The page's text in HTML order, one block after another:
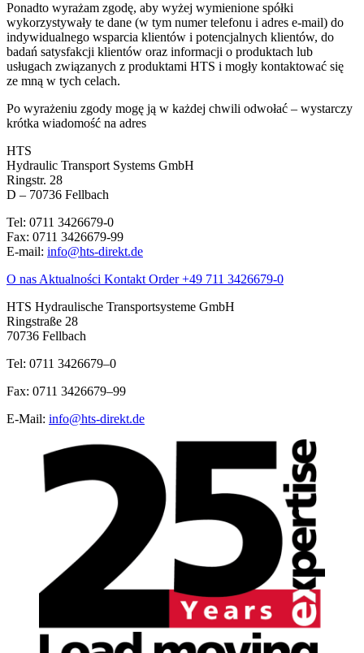
Ponadto wyrażam zgodę, aby wyżej wymienione spółki
wykorzystywały te dane (w tym numer telefonu i adres e-mail) do
indywidualnego wsparcia klientów i potencjalnych klientów, do
badań satysfakcji klientów oraz informacji o produktach lub
usługach związanych z produktami HTS i mogły kontaktować się
ze mną w tych celach.
Po wyrażeniu zgody mogę ją w każdej chwili odwołać – wystarczy
krótka wiadomość na adres
HTS
Hydraulic Transport Systems GmbH
Ringstr. 28
D – 70736 Fellbach
Tel: 0711 3426679-0
Fax: 0711 3426679-99
E-mail: info@hts-direkt.de
O nas Aktualności Kontakt Order+49 711 3426679-0
HTS Hydraulische Transportsysteme GmbH
Ringstraße 28
70736 Fellbach
Tel: 0711 3426679–0
Fax: 0711 3426679–99
E-Mail: info@hts-direkt.de